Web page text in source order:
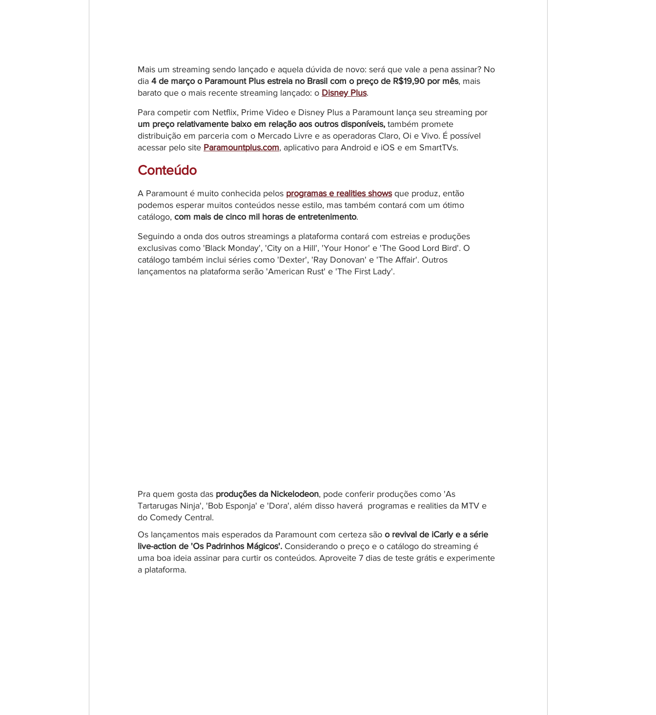
Mais um streaming sendo lançado e aquela dúvida de novo: será que vale a pena assinar? No
dia 4 de março o Paramount Plus estreia no Brasil com o preço de R$19,90 por mês, mais
barato que o mais recente streaming lançado: o Disney Plus.
Para competir com Netflix, Prime Video e Disney Plus a Paramount lança seu streaming por
um preço relativamente baixo em relação aos outros disponíveis, também promete
distribuição em parceria com o Mercado Livre e as operadoras Claro, Oi e Vivo. É possível
acessar pelo site Paramountplus.com, aplicativo para Android e iOS e em SmartTVs.
Conteúdo
A Paramount é muito conhecida pelos programas e realities shows que produz, então
podemos esperar muitos conteúdos nesse estilo, mas também contará com um ótimo
catálogo, com mais de cinco mil horas de entretenimento.
Seguindo a onda dos outros streamings a plataforma contará com estreias e produções
exclusivas como 'Black Monday', 'City on a Hill', 'Your Honor' e 'The Good Lord Bird'. O
catálogo também inclui séries como 'Dexter', 'Ray Donovan' e 'The Affair'. Outros
lançamentos na plataforma serão 'American Rust' e 'The First Lady'.
Pra quem gosta das produções da Nickelodeon, pode conferir produções como 'As
Tartarugas Ninja', 'Bob Esponja' e 'Dora', além disso haverá  programas e realities da MTV e
do Comedy Central.
Os lançamentos mais esperados da Paramount com certeza são o revival de iCarly e a série
live-action de 'Os Padrinhos Mágicos'. Considerando o preço e o catálogo do streaming é
uma boa ideia assinar para curtir os conteúdos. Aproveite 7 dias de teste grátis e experimente
a plataforma.